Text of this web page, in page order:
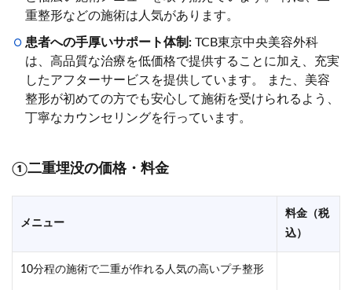
重整形などの施術は人気があります。
患者への手厚いサポート体制: TCB東京中央美容外科
は、高品質な治療を低価格で提供することに加え、充実
したアフターサービスを提供しています。 また、美容
整形が初めての方でも安心して施術を受けられるよう、
丁寧なカウンセリングを行っています。
①二重埋没の価格・料金
メニュー
料金（税
込）
10分程の施術で二重が作れる人気の高いプチ整形